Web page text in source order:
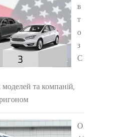
в
т
о
з
С
та компаній,
О